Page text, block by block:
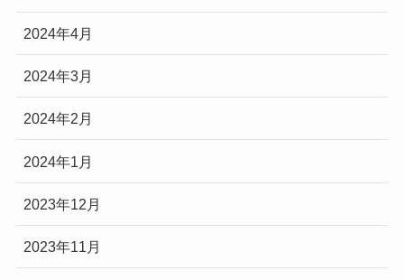
2024年4月
2024年3月
2024年2月
2024年1月
2023年12月
2023年11月